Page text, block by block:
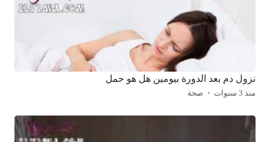
نزول دم بعد الدورة بيومين هل هو حمل
منذ 3 سنوات صحة